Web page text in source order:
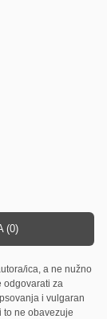
(0)
ica, a ne nužno
odgovarati za
i vulgaran
ne obavezuje